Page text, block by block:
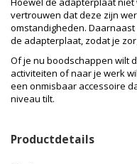
vertrouwen dat deze zijn
omstandigheden.
de adapterplaat, zodat je
Of je nu boodschappen wilt
activiteiten of naar je werk
een onmisbaar accessoire
niveau tilt.
Productdetails